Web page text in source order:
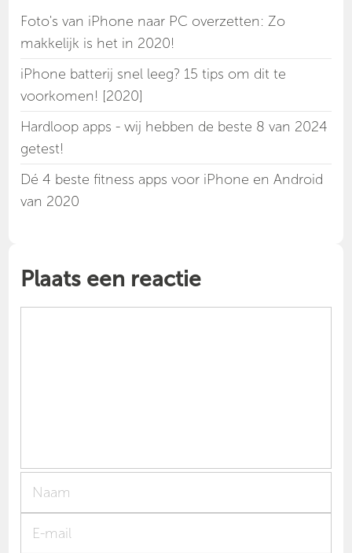
Foto's van iPhone naar PC overzetten: Zo
makkelijk is het in 2020!
iPhone batterij snel leeg? 15 tips om dit te
voorkomen! [2020]
Hardloop apps - wij hebben de beste 8 van 2024
getest!
Dé 4 beste fitness apps voor iPhone en Android
van 2020
Plaats een reactie